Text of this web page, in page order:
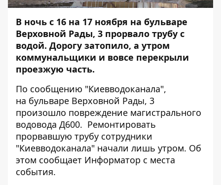
В ночь с 16 на 17 ноября на бульваре
Верховной Рады, 3 прорвало трубу с
водой. Дорогу затопило, а утром
коммунальщики и вовсе перекрыли
проезжую часть.
По сообщению "Киевводоканала",
на бульваре Верховной Рады, 3
произошло повреждение магистрального
водовода Д600. Ремонтировать
прорвавшую трубу сотрудники
"Киевводоканала" начали лишь утром. Об
этом сообщает Информатор с места
события.